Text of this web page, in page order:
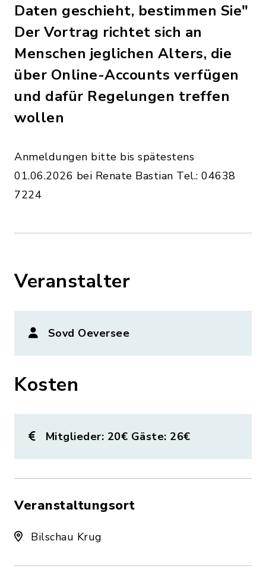
Daten geschieht, bestimmen Sie"
Der Vortrag richtet sich an
Menschen jeglichen Alters, die
über Online-Accounts verfügen
und dafür Regelungen treffen
wollen
Anmeldungen bitte bis spätestens
01.06.2026 bei Renate Bastian Tel.: 04638
7224
Veranstalter
Sovd Oeversee
Kosten
Mitglieder: 20€ Gäste: 26€
Veranstaltungsort
Bilschau Krug